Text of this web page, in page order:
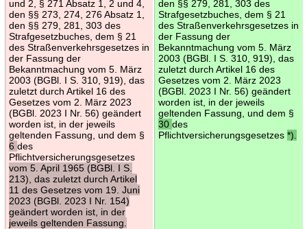
und 2, § 271 Absatz 1, 2 und 4,
den §§ 273, 274, 276 Absatz 1,
den §§ 279, 281, 303 des
Strafgesetzbuches, dem § 21
des Straßenverkehrsgesetzes in
der Fassung der
Bekanntmachung vom 5. März
2003 (BGBl. I S. 310, 919), das
zuletzt durch Artikel 16 des
Gesetzes vom 2. März 2023
(BGBl. 2023 I Nr. 56) geändert
worden ist, in der jeweils
geltenden Fassung, und dem §
6 des
Pflichtversicherungsgesetzes
vom 5. April 1965 (BGBl. I S.
213), das zuletzt durch Artikel
11 des Gesetzes vom 19. Juni
2023 (BGBl. 2023 I Nr. 154)
geändert worden ist, in der
jeweils geltenden Fassung.
den §§ 279, 281, 303 des
Strafgesetzbuches, dem § 21
des Straßenverkehrsgesetzes in
der Fassung der
Bekanntmachung vom 5. März
2003 (BGBl. I S. 310, 919), das
zuletzt durch Artikel 16 des
Gesetzes vom 2. März 2023
(BGBl. 2023 I Nr. 56) geändert
worden ist, in der jeweils
geltenden Fassung, und dem §
30 des
Pflichtversicherungsgesetzes *).